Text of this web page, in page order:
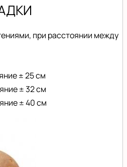
при расстоянии между
± 25 см
± 32 см
± 40 см